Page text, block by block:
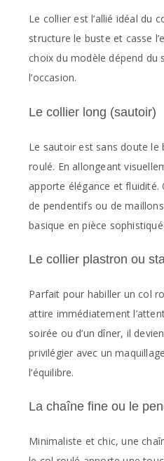
Le collier est l’allié idéal du
structure le buste et casse
choix du modèle dépend du
l’occasion.
Le collier long (sautoir)
Le sautoir est sans doute le
roulé. En allongeant
apporte élégance et fluidité.
de pendentifs ou de
basique en pièce
Le collier plastron ou
Parfait pour habiller un col
attire immédiatement
soirée ou d’un dîner, il
privilégier avec un
l’équilibre.
La chaîne fine ou le
Minimaliste et chic, une